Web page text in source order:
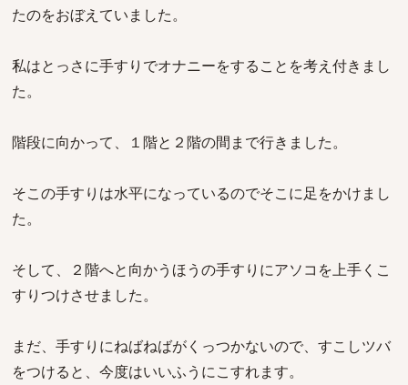
たのをおぼえていました。
私はとっさに手すりでオナニーをすることを考え付きまし
た。
階段に向かって、１階と２階の間まで行きました。
そこの手すりは水平になっているのでそこに足をかけまし
た。
そして、２階へと向かうほうの手すりにアソコを上手くこ
すりつけさせました。
まだ、手すりにねばねばがくっつかないので、すこしツバ
をつけると、今度はいいふうにこすれます。